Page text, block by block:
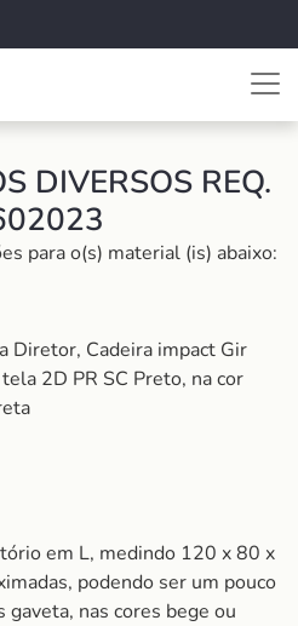
DIVERSOS REQ.
para o(s) material (is) abaixo:
Diretor, Cadeira impact Gir
2D PR SC Preto, na cor
em L, medindo 120 x 80 x
podendo ser um pouco
gaveta, nas cores bege ou